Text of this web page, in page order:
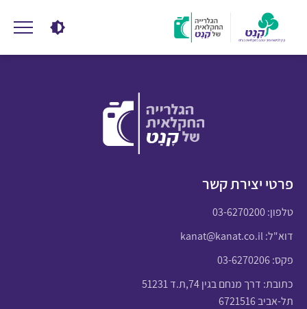
פרטי יצירת קשר
טלפון:03-6270200
דוא"ל:kanat@kanat.co.il
פקס: 03-6270206
כתובת: דרך מנחם בגין 74,ת.ד 51231
תל-אביב 6721516